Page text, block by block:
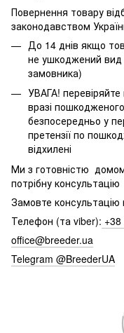
Повернення товару
законодавством
До 14 днів якщо
не ушкоджений вид
замовника)
УВАГА! перевіряйте
вразі
безпосередньо у
претензії по
відхилені
Ми з готовністю
потрібну консультацію
Замовте
Телефон (та viber):
office@breeder.ua
Telegram @BreederUA